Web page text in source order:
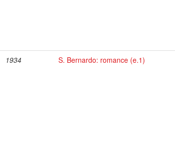
1934 S. Bernardo: romance (e.1)